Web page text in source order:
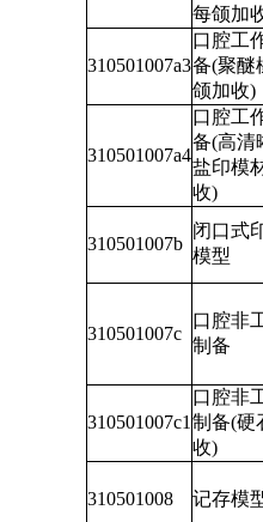
每颌加
310501007a3
口腔工
备(聚醚
颌加收)
310501007a4
口腔工
备(高清
盐印模
收)
310501007b
闭口式
模型
310501007c
口腔非
制备
310501007c1
口腔非
制备(硬
收)
310501008 记存模